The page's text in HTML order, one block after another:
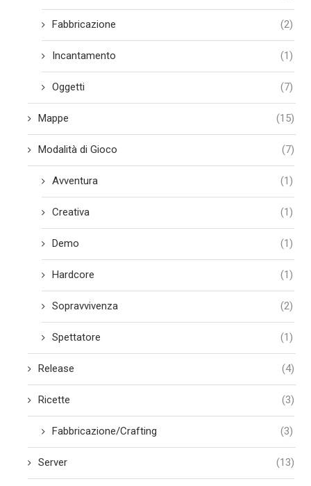
Fabbricazione (2)
Incantamento (1)
Oggetti (7)
Mappe (15)
Modalità di Gioco (7)
Avventura (1)
Creativa (1)
Demo (1)
Hardcore (1)
Sopravvivenza (2)
Spettatore (1)
Release (4)
Ricette (3)
Fabbricazione/Crafting (3)
Server (13)